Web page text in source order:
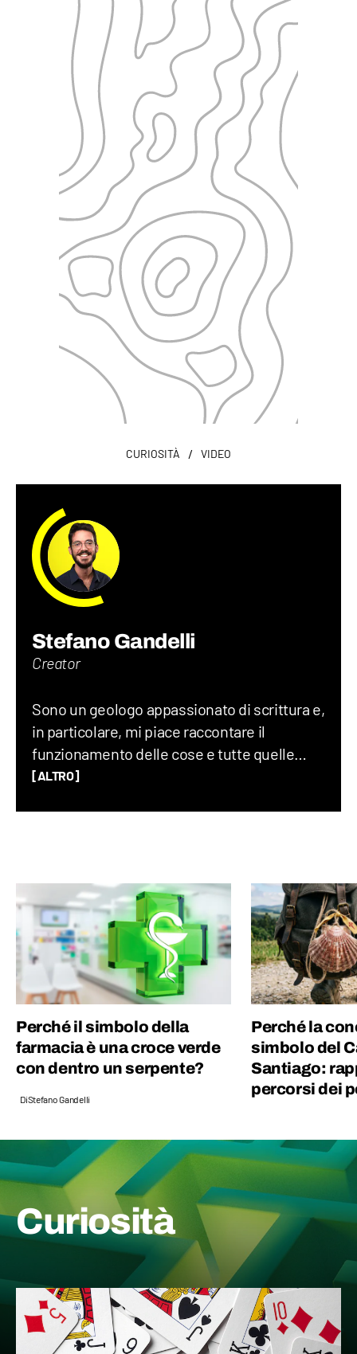
CURIOSITÀ / VIDEO
Stefano Gandelli
Creator
Sono un geologo appassionato di scrittura e,
in particolare, mi piace raccontare il
funzionamento delle cose e tutte quelle
storie assurde (ma vere) che accadono nel
guardare film, andare ai concerti e
collezionare dischi in vinile.
[ALTRO]
Perché il simbolo della
farmacia è una croce verde
con dentro un serpente?
DiStefano Gandelli
Perché la
simbolo del
Santiago:
percorsi dei
Curiosità